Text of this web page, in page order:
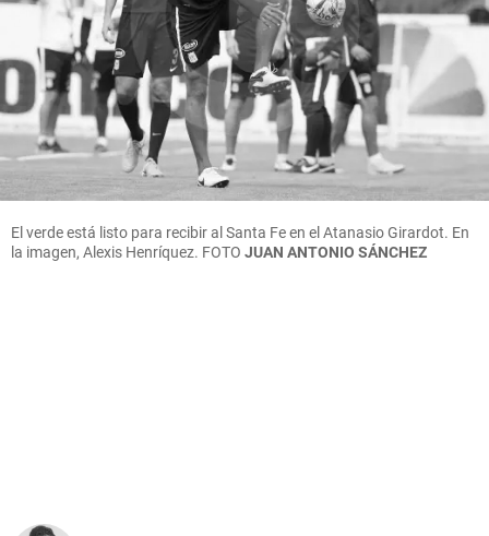
El verde está listo para recibir al Santa Fe en el Atanasio Girardot. En
la imagen, Alexis Henríquez. FOTO JUAN ANTONIO SÁNCHEZ